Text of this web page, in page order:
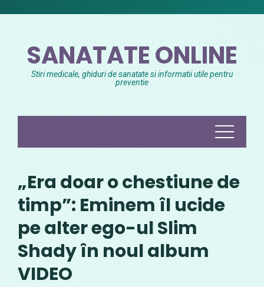
SANATATE ONLINE
Stiri medicale, ghiduri de sanatate si informatii utile pentru
preventie
„Era doar o chestiune de
timp”: Eminem îl ucide
pe alter ego-ul Slim
Shady în noul album
VIDEO